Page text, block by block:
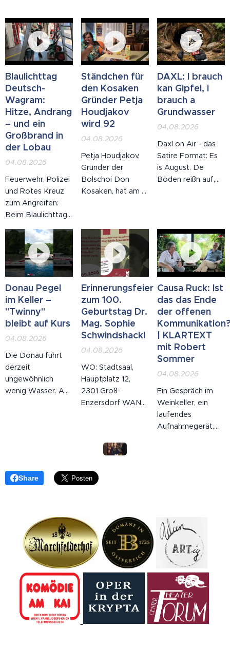
Blaulichttag
Deutsch-
Wagram:
Hitze, Andrang
– und ein
Großbrand in
der Lobau
04.08.2026
Feuerwehr, Polizei
und Rotes Kreuz
zum Angreifen:
Beim Blaulichttag
Wagram kamen
am 4. August
zahlreiche
Familien. Parallel
dazu forderte der
Großbrand in der
Lobau die
Einsatzkräfte der
Ständchen für
den Kosaken
Gründer Petja
Houdjakov
wird 92
04.08.2026
Petja Houdjakov,
Gründer der
Bolschoi Don
Kosaken, hat am 4.
zwar so, wie es zu
ihm passt: auf der
Bühne.
DAXL: I brauch
kan Gipfel, i
brauch a
Grundwasser
04.08.2026
Daxl on Air - das
Satire Format: Es
is August. De
Böden reißn auf,
fordert wer an
Gipfel. Dachsl hot
nachg'schaut, wer
in de letztn fünf
Jahr wos
z'sammbrocht hot.
Spoiler: es
Klimaschutzgesetz
is 2020 ausg'laufn.
Wie a Joghurt.
Donau Pegel
im Keller –
"Twinny"
bleibt auf Kurs
04.08.2026
Die Donau führt
derzeit
ungewöhnlich
wenig Wasser. An
Schiffsverkehr in
der Wachau und
eingeschränkt. Der
Twin City Liner
fährt trotzdem:
Selbst voll besetzt
Passagieren hat
Schnellkatamaran
nur geringen
Erinnerungsfeier
zum 100.
Geburtstag Dr.
Mag. Sophie
Schwindshackl
04.08.2026
WO: Stadtsaal,
Hauptplatz 12,
2301 Groß-
Enzersdorf WANN:
gedenken wir Dr.
Schwindshackl, die
mit großer
Heimat
festgehalten hat.
🕊️ Mit ihrem über
700 Seiten
starken und reich
Heimatbuch schuf
sie ein bleibendes
Essling und...
Causa Ruck: Ist
das das Ende
der offenen
| KLARTEXT
mit Robert
Sommer
04.08.2026
Ein Gespräch im
Weinkeller, ein
laufendes
Aufnahmegerät,
Präsidenten
Walter Ruck.
Heute bei
KLARTEXT aus
dem Burgenland
zu Gast: Journalist
und Buchautor
Robert Sommer.
Wir sprechen über
die Fragen, die
Share